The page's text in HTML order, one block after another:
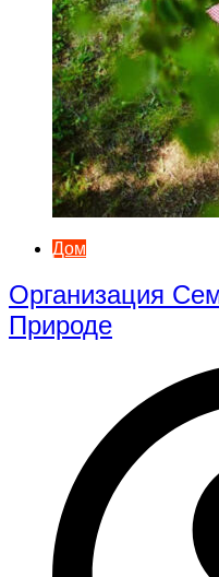
Дом
Организация
Природе